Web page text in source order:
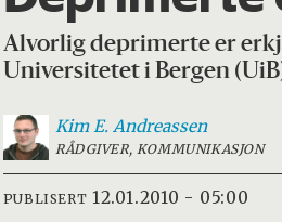
Alvorlig deprimerte er
Universitetet i Bergen
Kim E. Andreassen
RÅDGIVER, KOMMUNIKASJON
PUBLISERT 12.01.2010 - 05:00